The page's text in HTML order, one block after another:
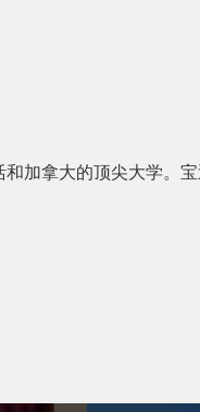
加拿大的顶尖大学。